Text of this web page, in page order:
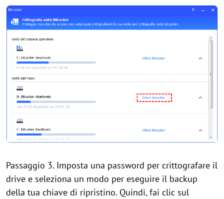
Passaggio 3. Imposta una password per crittografare il
drive e seleziona un modo per eseguire il backup
della tua chiave di ripristino. Quindi, fai clic sul